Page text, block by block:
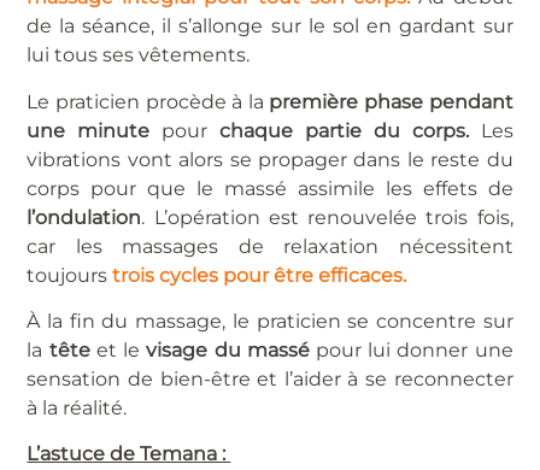
de la séance, il s’allonge sur le sol en gardant sur
lui tous ses vêtements.
Le praticien procède à la première phase pendant
une minute pour chaque partie du corps.Les
vibrations vont alors se propager dans le reste du
corps pour que le massé assimile les effets de
l’ondulation. L’opération est renouvelée trois fois,
car les massages de relaxation nécessitent
toujourstrois cycles pour être efficaces.
À la fin du massage, le praticien se concentre sur
la têteet le visage du massépour lui donner une
sensation de bien-être et l’aider à se reconnecter
à la réalité.
L’astuce de Temana :